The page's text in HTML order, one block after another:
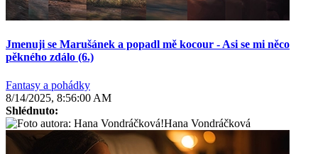
Jmenuji se Marušánek a popadl mě kocour - Asi se mi něco
pěkného zdálo (6.)
Fantasy a pohádky
8/14/2025, 8:56:00 AM
Shlédnuto:
Hana Vondráčková